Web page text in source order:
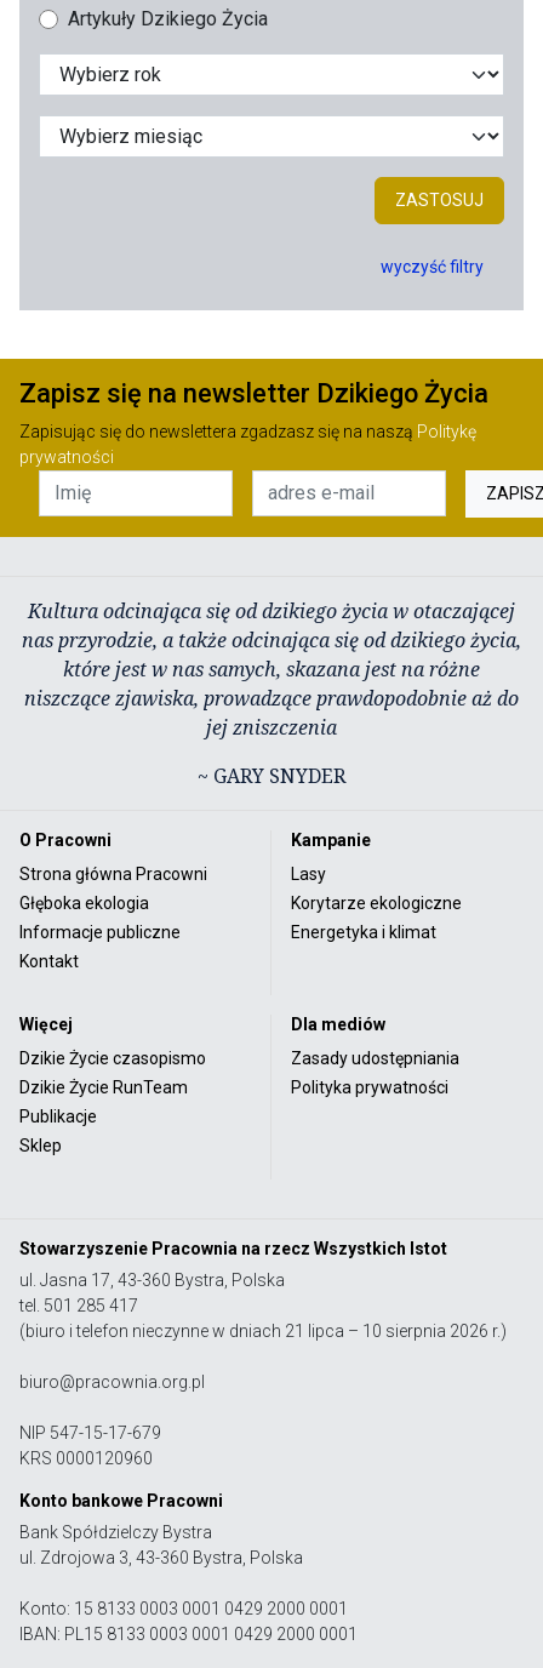
Artykuły Dzikiego Życia
ZASTOSUJ
wyczyść filtry
Zapisz się na newsletter Dzikiego Życia
Zapisując się do newslettera zgadzasz się na naszą Politykę
prywatności
Kultura odcinająca się od dzikiego życia w otaczającej
nas przyrodzie, a także odcinająca się od dzikiego życia,
które jest w nas samych, skazana jest na różne
niszczące zjawiska, prowadzące prawdopodobnie aż do
jej zniszczenia
~ GARY SNYDER
O Pracowni
Strona główna Pracowni
Głęboka ekologia
Informacje publiczne
Kontakt
Kampanie
Lasy
Korytarze ekologiczne
Energetyka i klimat
Więcej
Dzikie Życie czasopismo
Dzikie Życie RunTeam
Publikacje
Sklep
Dla mediów
Zasady udostępniania
Polityka prywatności
Stowarzyszenie Pracownia na rzecz Wszystkich Istot
ul. Jasna 17, 43-360 Bystra, Polska
tel. 501 285 417
(biuro i telefon nieczynne w dniach 21 lipca – 10 sierpnia 2026 r.)
biuro@pracownia.org.pl
NIP 547-15-17-679
KRS 0000120960
Konto bankowe Pracowni
Bank Spółdzielczy Bystra
ul. Zdrojowa 3, 43-360 Bystra, Polska
Konto: 15 8133 0003 0001 0429 2000 0001
IBAN: PL15 8133 0003 0001 0429 2000 0001